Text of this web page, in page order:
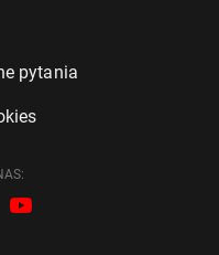
pytania